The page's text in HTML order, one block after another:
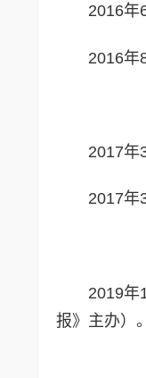
2016年
2016年
2017年
2017年
2019年
报》主办）。